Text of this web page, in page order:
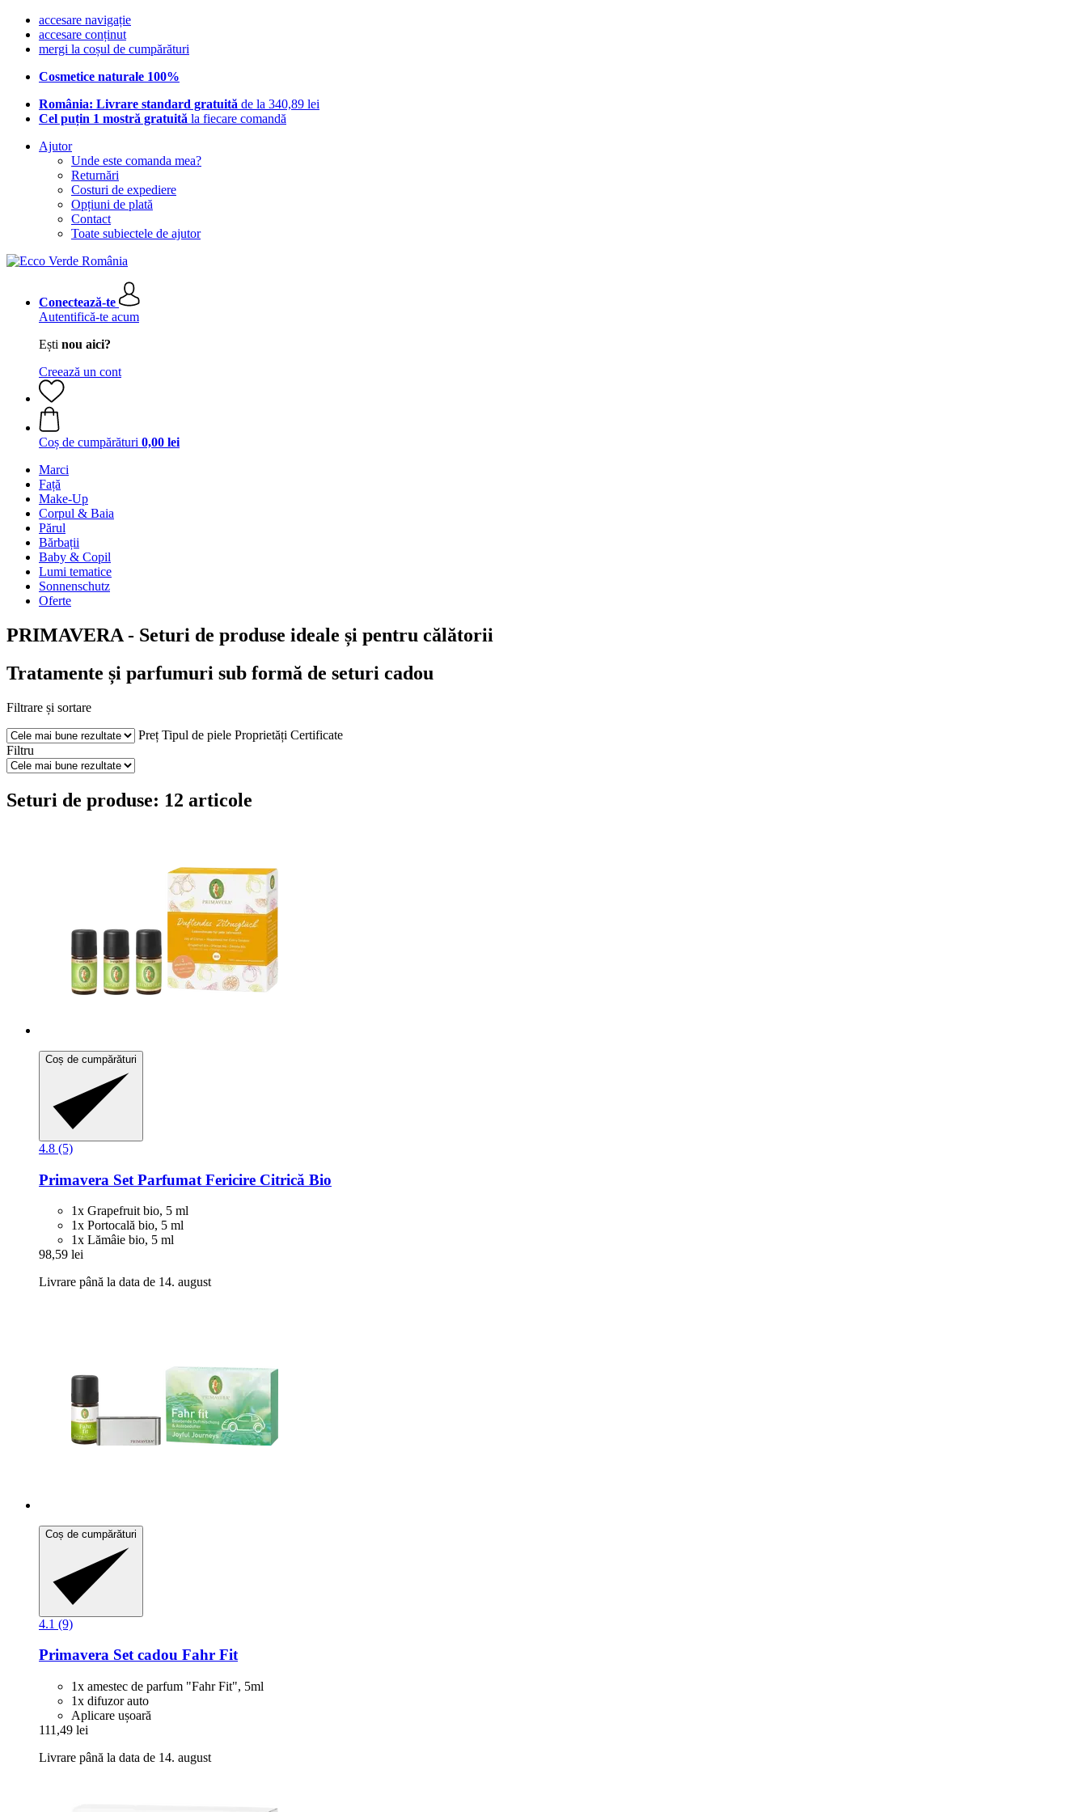
accesare navigație
accesare conținut
mergi la coșul de cumpărături
Cosmetice naturale 100%
România: Livrare standard gratuită de la 340,89 lei
Cel puțin 1 mostră gratuită la fiecare comandă
Ajutor
Unde este comanda mea?
Returnări
Costuri de expediere
Opțiuni de plată
Contact
Toate subiectele de ajutor
Conectează-te
Autentifică-te acum
Ești nou aici?
Creează un cont
Coș de cumpărături 0,00 lei
Marci
Față
Make-Up
Corpul & Baia
Părul
Bărbații
Baby & Copil
Lumi tematice
Sonnenschutz
Oferte
PRIMAVERA - Seturi de produse ideale și pentru călătorii
Tratamente și parfumuri sub formă de seturi cadou
Filtrare și sortare
Preț Tipul de piele Proprietăți Certificate
Filtru
Seturi de produse: 12 articole
Coș de cumpărături
4.8 (5)
Primavera Set Parfumat Fericire Citrică Bio
1x Grapefruit bio, 5 ml
1x Portocală bio, 5 ml
1x Lămâie bio, 5 ml
98,59 lei
Livrare până la data de 14. august
Coș de cumpărături
4.1 (9)
Primavera Set cadou Fahr Fit
1x amestec de parfum "Fahr Fit", 5ml
1x difuzor auto
Aplicare ușoară
111,49 lei
Livrare până la data de 14. august